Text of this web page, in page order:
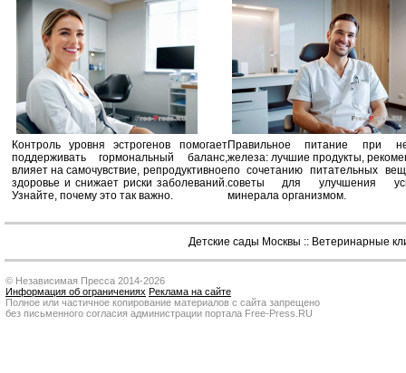
Контроль уровня эстрогенов помогает
поддерживать гормональный баланс,
влияет на самочувствие, репродуктивное
здоровье и снижает риски заболеваний.
Узнайте, почему это так важно.
Правильное питание при
железа: лучшие продукты,
по сочетанию питательных
советы для улучшения
минерала организмом.
Детские сады Москвы :: Ветеринарные
© Независимая Пресса 2014-2026
Информация об ограничениях Реклама на сайте
Полное или частичное копирование материалов с сайта запрещено
без письменного согласия администрации портала Free-Press.RU